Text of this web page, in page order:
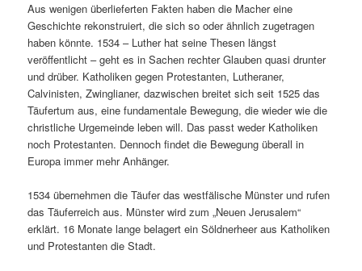
Aus wenigen überlieferten Fakten haben die Macher eine
Geschichte rekonstruiert, die sich so oder ähnlich zugetragen
haben könnte. 1534 – Luther hat seine Thesen längst
veröffentlicht – geht es in Sachen rechter Glauben quasi drunter
und drüber. Katholiken gegen Protestanten, Lutheraner,
Calvinisten, Zwinglianer, dazwischen breitet sich seit 1525 das
Täufertum aus, eine fundamentale Bewegung, die wieder wie die
christliche Urgemeinde leben will. Das passt weder Katholiken
noch Protestanten. Dennoch findet die Bewegung überall in
Europa immer mehr Anhänger.
1534 übernehmen die Täufer das westfälische Münster und rufen
das Täuferreich aus. Münster wird zum „Neuen Jerusalem“
erklärt. 16 Monate lange belagert ein Söldnerheer aus Katholiken
und Protestanten die Stadt.